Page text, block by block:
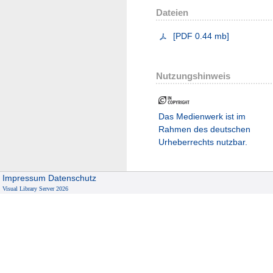
Dateien
[PDF 0.44 mb]
Nutzungshinweis
Das Medienwerk ist im
Rahmen des deutschen
Urheberrechts nutzbar.
Impressum Datenschutz
Visual Library Server 2026